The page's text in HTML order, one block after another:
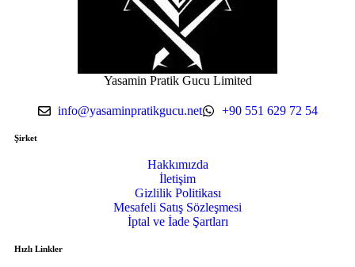
Yasamin Pratik Gucu Limited
info@yasaminpratikgucu.net +90 551 629 72 54
Şirket
Hakkımızda
İletişim
Gizlilik Politikası
Mesafeli Satış Sözleşmesi
İptal ve İade Şartları
Hızlı Linkler